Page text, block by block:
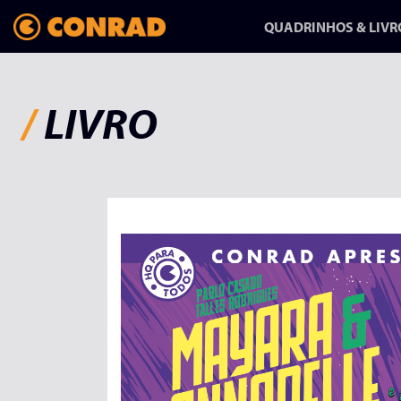
QUADRINHOS &
DE VIDA
HQ-REPORTAGEM DE
RAPHA PINHEIRO CHEGA
NA CONRAD
/LIVRO